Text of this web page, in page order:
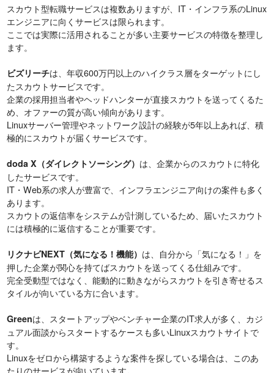
スカウト型転職サービスは複数ありますが、IT・インフラ系のLinux
エンジニアに向くサービスは限られます。
ここでは実際に活用されることが多い主要サービスの特徴を整理し
ます。
ビズリーチは、年収600万円以上のハイクラス層をターゲットにし
たスカウトサービスです。
企業の採用担当者やヘッドハンターが直接スカウトを送ってくるた
め、オファーの質が高い傾向があります。
Linuxサーバー管理やネットワーク設計の経験が5年以上あれば、積
極的にスカウトが届くサービスです。
doda X（ダイレクトソーシング） は、企業からのスカウトに特化
したサービスです。
IT・Web系の求人が豊富で、インフラエンジニア向けの案件も多く
あります。
スカウトの返信率をシステムが計測しているため、届いたスカウト
には積極的に返信することが重要です。
リクナビNEXT（気になる！機能） は、自分から「気になる！」を
押した企業が関心を持てばスカウトを送ってくる仕組みです。
完全受動型ではなく、能動的に動きながらスカウトを引き寄せるス
タイルが向いている方に合います。
Greenは、スタートアップやベンチャー企業のIT求人が多く、カジ
ュアル面談からスタートするケースも多いLinuxスカウトサイトで
す。
Linuxをゼロから構築するような案件を探している場合は、このあ
たりのサービスが向いています。